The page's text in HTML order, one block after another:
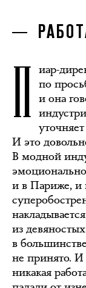
П иар-
по
и она
И это
В модной
и в Париже, и
из
в
не принято. И
никакая